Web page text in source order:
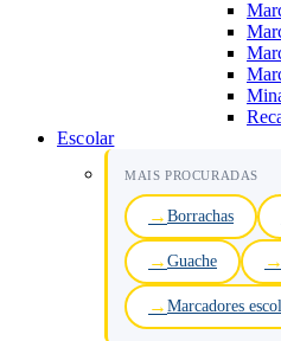
Escolar
MAIS PROCURADAS
Borrachas
Guache
Marcadores